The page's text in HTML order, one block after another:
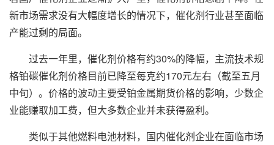
新市场需求没有大幅度增长的情况下，催化剂行业甚至面临
产能过剩的局面。
过去一年里，催化剂价格有约30%的降幅，主流技术规
格铂碳催化剂价格目前已降至每克约170元左右（截至五月
中旬）。价格的波动主要受铂金属期货价格的影响，少数企
业能赚取加工费，但大多数企业并未获得盈利。
类似于其他燃料电池材料，国内催化剂企业在面临市场